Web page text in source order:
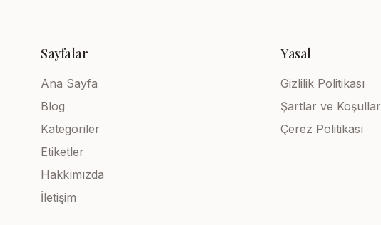
Sayfalar
Ana Sayfa
Blog
Kategoriler
Etiketler
Hakkımızda
İletişim
Yasal
Gizlilik Politikası
Şartlar ve Koşullar
Çerez Politikası